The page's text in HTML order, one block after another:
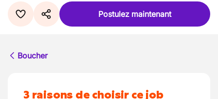
Postulez maintenant
Boucher
3 raisons de choisir ce job